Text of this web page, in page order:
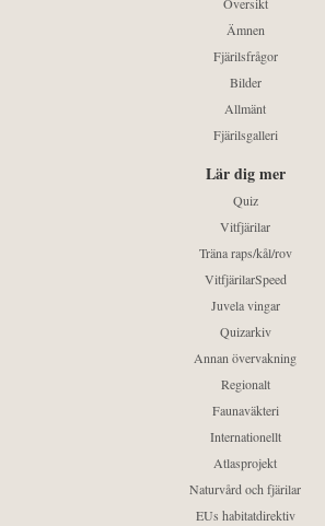
Ämnen
Fjärilsfrågor
Bilder
Allmänt
Fjärilsgalleri
Lär dig mer
Quiz
Vitfjärilar
Träna raps/kål/rov
VitfjärilarSpeed
Juvela vingar
Quizarkiv
Annan övervakning
Regionalt
Faunaväkteri
Internationellt
Atlasprojekt
Naturvård och fjärilar
EUs habitatdirektiv